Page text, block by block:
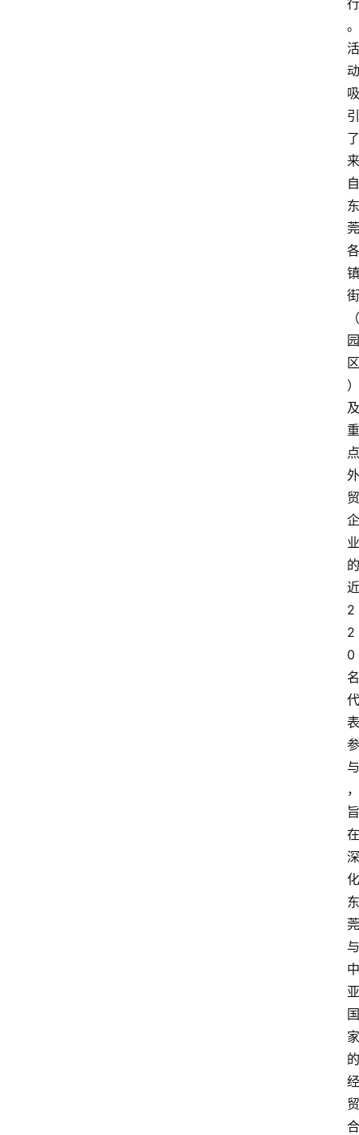
行
。
活
动
吸
引
了
来
自
东
莞
各
镇
街
（
园
区
）
及
重
点
外
贸
企
业
的
近
2
2
0
名
代
表
参
与
，
旨
在
深
化
东
莞
与
中
亚
国
家
的
经
贸
合